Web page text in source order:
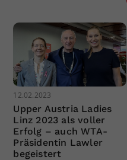
12.02.2023
Upper Austria Ladies
Linz 2023 als voller
Erfolg – auch WTA-
Präsidentin Lawler
begeistert